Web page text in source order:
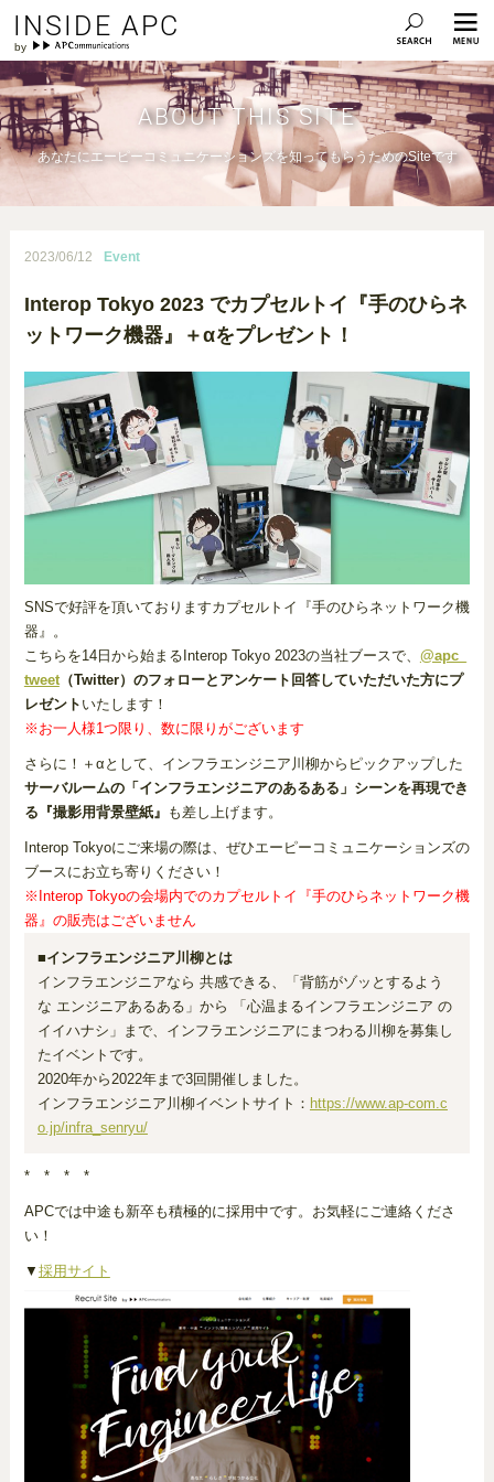
INSIDE APC
ABOUT THIS SITE
あなたにエーピーコミュニケーションズを知ってもらうためのSiteです
2023/06/12 Event
Interop Tokyo 2023 でカプセルトイ『手のひらネ
ットワーク機器』＋αをプレゼント！
SNSで好評を頂いておりますカプセルトイ『手のひらネットワーク機
器』。
こちらを14日から始まるInterop Tokyo 2023の当社ブースで、 @apc_
tweet（Twitter）のフォローとアンケート回答していただいた方にプ
レゼント いたします！
※お一人様1つ限り、数に限りがございます
さらに！＋αとして、インフラエンジニア川柳からピックアップした
サーバルームの「インフラエンジニアのあるある」シーンを再現でき
る『撮影用背景壁紙』 も差し上げます。
Interop Tokyoにご来場の際は、ぜひエーピーコミュニケーションズの
ブースにお立ち寄りください！
※Interop Tokyoの会場内でのカプセルトイ『手のひらネットワーク機
器』の販売はございません
■インフラエンジニア川柳とは
インフラエンジニアなら 共感できる、「背筋がゾッとするよう
な エンジニアあるある」から 「心温まるインフラエンジニア の
イイハナシ」まで、インフラエンジニアにまつわる川柳を募集し
たイベントです。
2020年から2022年まで3回開催しました。
インフラエンジニア川柳イベントサイト： https://www.ap-com.c
o.jp/infra_senryu/
* * * *
APCでは中途も新卒も積極的に採用中です。お気軽にご連絡くださ
い！
▼ 採用サイト